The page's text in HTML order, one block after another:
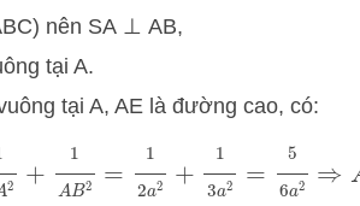
nên SA ⊥ AB,
tại A.
tại A, AE là đường cao, có:
2 A 2a + 3a 6a